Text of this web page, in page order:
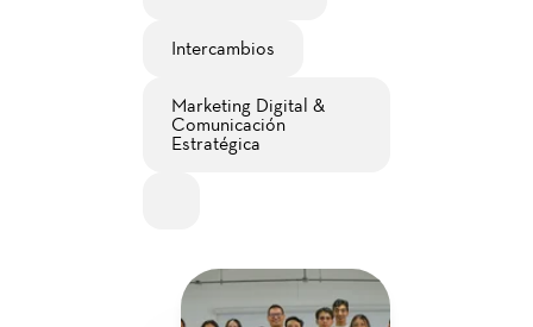
Intercambios
Marketing Digital &
Comunicación
Estratégica